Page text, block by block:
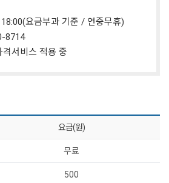
요금부과 기준 / 연중무휴)
8714
서비스 적용 중
요금(원)
무료
500